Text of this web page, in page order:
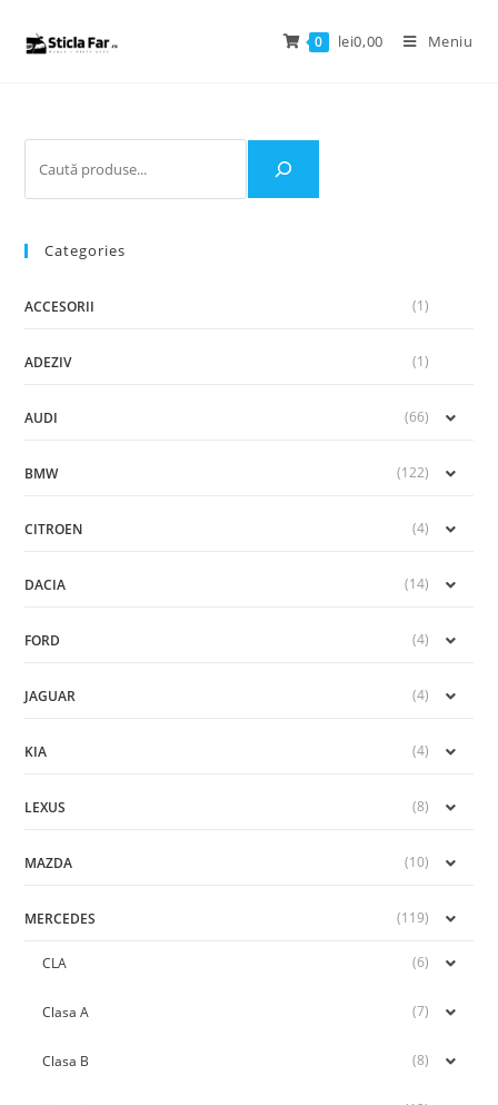
0 lei0,00 Meniu
Categories
ACCESORII (1)
ADEZIV (1)
AUDI (66)
BMW (122)
CITROEN (4)
DACIA (14)
FORD (4)
JAGUAR (4)
KIA (4)
LEXUS (8)
MAZDA (10)
MERCEDES (119)
CLA (6)
Clasa A (7)
Clasa B (8)